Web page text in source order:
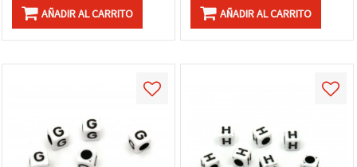
AÑADIR AL CARRITO AÑADIR AL CARRITO